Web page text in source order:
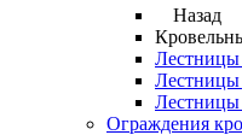
Назад
Лестницы
Лестницы
Лестницы
Ограждения